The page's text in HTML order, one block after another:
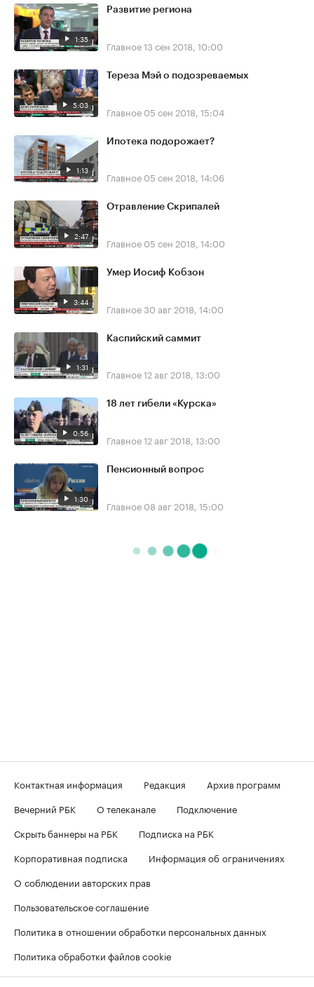
1:35
Развитие региона
Главное13 сен 2018, 10:00
5:03
Тереза Мэй о подозреваемых
Главное 05 сен 2018, 15:04
1:13
Ипотека подорожает?
Главное 05 сен 2018, 14:06
2:47
Отравление Скрипалей
Главное 05 сен 2018, 14:00
3:44
Умер Иосиф Кобзон
Главное30 авг 2018, 14:00
1:31
Каспийский саммит
Главное12 авг 2018, 13:00
0:56
18 лет гибели «Курска»
Главное12 авг 2018, 13:00
1:30
Пенсионный вопрос
Главное 08 авг 2018, 15:00
Контактная информация Редакция
Архив программ
Вечерний РБК
О телеканале
Подключение
Скрыть баннеры на РБК
Подписка на РБК
Корпоративная подписка
Информация об ограничениях
О соблюдении авторских прав
Пользовательское соглашение
Политика в отношении обработки персональных данных
Политика обработки файлов cookie